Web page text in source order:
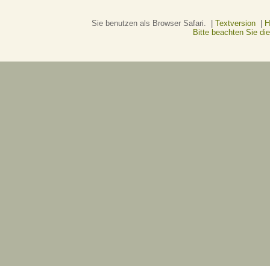
Sie benutzen als Browser Safari. | Textversion|
Bitte beachten Sie